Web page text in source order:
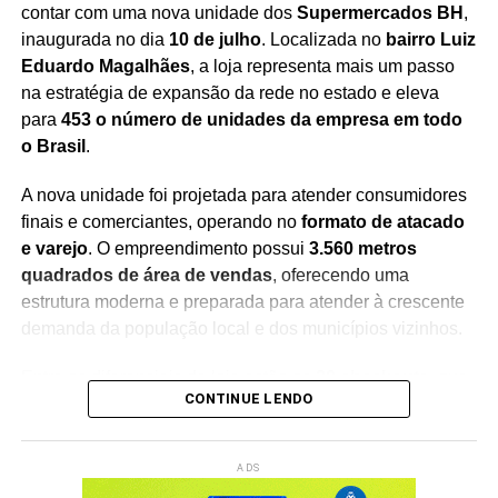
Redação Saiba+
contar com uma nova unidade dos Supermercados BH ,
inaugurada no dia 10 de julho. Localizada no bairro Luiz
Eduardo Magalhães, a loja representa mais um passo
na estratégia de expansão da rede no estado e eleva
para 453 o número de unidades da empresa em todo
o Brasil .
A nova unidade foi projetada para atender consumidores
finais e comerciantes, operando no formato de atacado
e varejo. O empreendimento possui 3.560 metros
quadrados de área de vendas, oferecendo uma
estrutura moderna e preparada para atender à crescente
demanda da população local e dos municípios vizinhos.
Entre os diferenciais da loja estão os20 checkouts
garantem maior agilidade no atendimento, além de um
CONTINUE LENDO
ADS